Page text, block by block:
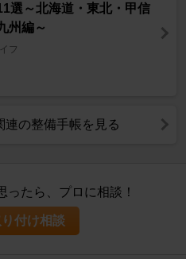
選～北海道・東北・甲信
州編～
フ
連の整備手帳を見る
ったら、プロに相談！
付け相談